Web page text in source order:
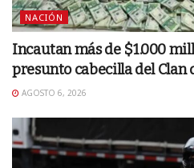
NACIÓN
Incautan más de $1.000
presunto cabecilla del Clan
AGOSTO 6, 2026